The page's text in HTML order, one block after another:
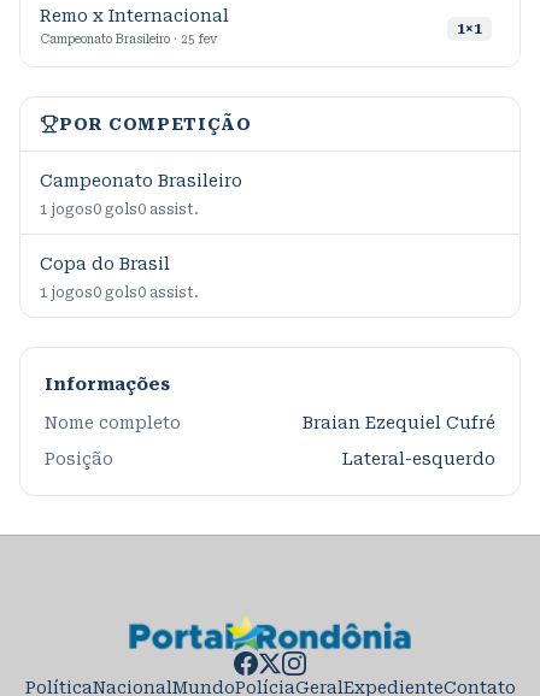
Remo x Internacional
Campeonato Brasileiro · 25 fev
1×1
POR COMPETIÇÃO
Campeonato Brasileiro
1 jogos0 gols0 assist.
Copa do Brasil
1 jogos0 gols0 assist.
Informações
Nome completo
Braian Ezequiel Cufré
Posição
Lateral-esquerdo
PolíticaNacionalMundoPolíciaGeralExpedienteContato